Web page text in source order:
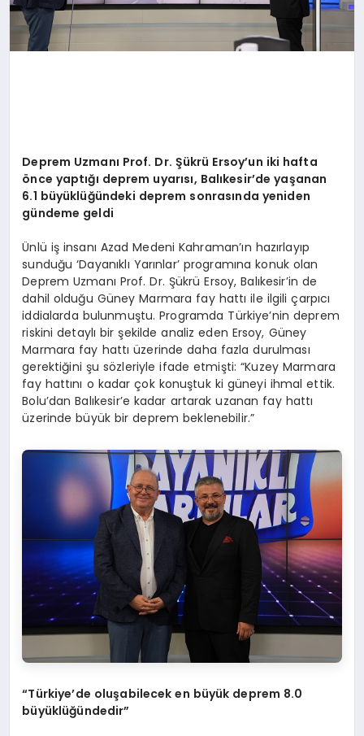
Deprem Uzmanı Prof. Dr. Şükrü Ersoy’un iki hafta
önce yaptığı deprem uyarısı, Balıkesir’de yaşanan
6.1 büyüklüğündeki deprem sonrasında yeniden
gündeme geldi
Ünlü iş insanı Azad Medeni Kahraman’ın hazırlayıp
sunduğu ‘Dayanıklı Yarınlar’ programına konuk olan
Deprem Uzmanı Prof. Dr. Şükrü Ersoy, Balıkesir’in de
dahil olduğu Güney Marmara fay hattı ile ilgili çarpıcı
iddialarda bulunmuştu. Programda Türkiye’nin deprem
riskini detaylı bir şekilde analiz eden Ersoy, Güney
Marmara fay hattı üzerinde daha fazla durulması
gerektiğini şu sözleriyle ifade etmişti: “Kuzey Marmara
fay hattını o kadar çok konuştuk ki güneyi ihmal ettik.
Bolu’dan Balıkesir’e kadar artarak uzanan fay hattı
üzerinde büyük bir deprem beklenebilir.”
“Türkiye’de oluşabilecek en büyük deprem 8.0
büyüklüğündedir”